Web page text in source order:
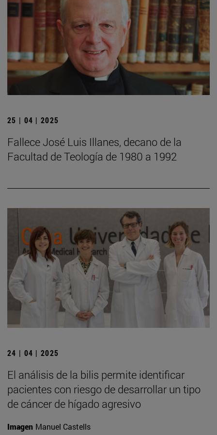
25 | 04 | 2025
Fallece José Luis Illanes, decano de la
Facultad de Teología de 1980 a 1992
24 | 04 | 2025
El análisis de la bilis permite identificar
pacientes con riesgo de desarrollar un tipo
de cáncer de hígado agresivo
Imagen Manuel Castells